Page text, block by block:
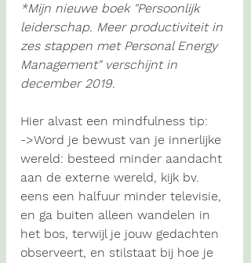
*Mijn nieuwe boek "Persoonlijk
leiderschap. Meer productiviteit in
zes stappen met Personal Energy
Management" verschijnt in
december 2019.
Hier alvast een mindfulness tip:
->Word je bewust van je innerlijke
wereld: besteed minder aandacht
aan de externe wereld, kijk bv.
eens een halfuur minder televisie,
en ga buiten alleen wandelen in
het bos, terwijl je jouw gedachten
observeert, en stilstaat bij hoe je